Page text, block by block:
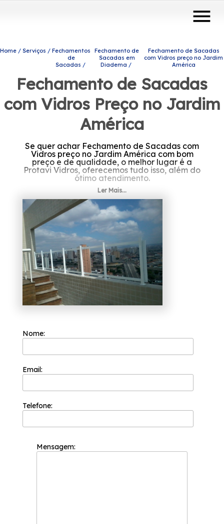
menu
Home Serviços
Fechamentos
de
Sacadas
Fechamento de
Sacadas em
Diadema
Fechamento de Sacadas
com Vidros preço no Jardim
América
Fechamento de Sacadas
com Vidros Preço no Jardim
América
Se quer achar Fechamento de Sacadas com
Vidros preço no Jardim América com bom
preço e de qualidade, o melhor lugar é a
Protavi Vidros, oferecemos tudo isso, além do
ótimo atendimento.
Está procurando por Fechamento de
Sacadas com Vidros preço no Jardim
América? Você pode contar com a Protavi
Vidros para solicitar produtos e serviços do
ramo de engenharia de vidros e ter suas
necessidades atendidas, por exemplo, portas
de vidro, box para banheiros e
envidraçamento de sacadas. Ao entrar em
contato conosco, você poderá esclarecer
suas dúvidas, estamos à sua disposição.
Ler Mais...
Nome:
Email:
Telefone:
Mensagem: